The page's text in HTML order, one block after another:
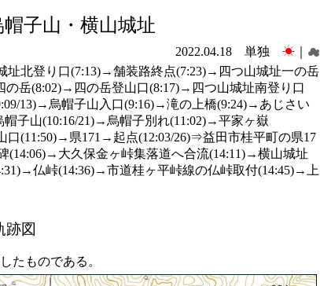
子山・横山城址
2022.04.18 単独 ☀｜ ☁
址北登り口(7:13)→舗装路終点(7:23)→四つ山城址一の岳
岳(8:02)→四の岳登山口(8:17)→四つ山城址南登り口
13)→烏帽子山入口(9:16)→滝の上橋(9:24)→あじさい
子山(10:16/21)→烏帽子別れ(11:02)→平家ヶ嶽
(11:50)→県171→起点(12:03/26)⇒益田市桂平町の県17
(14:06)→大久保金ヶ峠集落道へ合流(14:11)→横山城址
仏峠(14:36)→市道桂ヶ平峠線の仏峠取付(14:45)→上
跡図
たものである。